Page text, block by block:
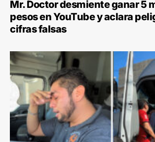
Mr. Doctor desmiente ganar 5
pesos en YouTube y aclara
cifras falsas